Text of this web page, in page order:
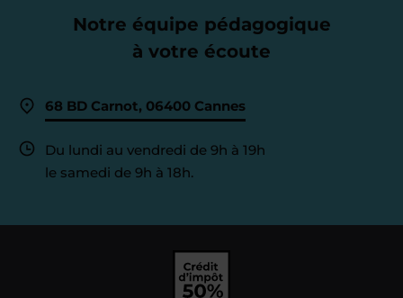
Notre équipe pédagogique
à votre écoute
68 BD Carnot, 06400 Cannes
Du lundi au vendredi de 9h à 19h
le samedi de 9h à 18h.